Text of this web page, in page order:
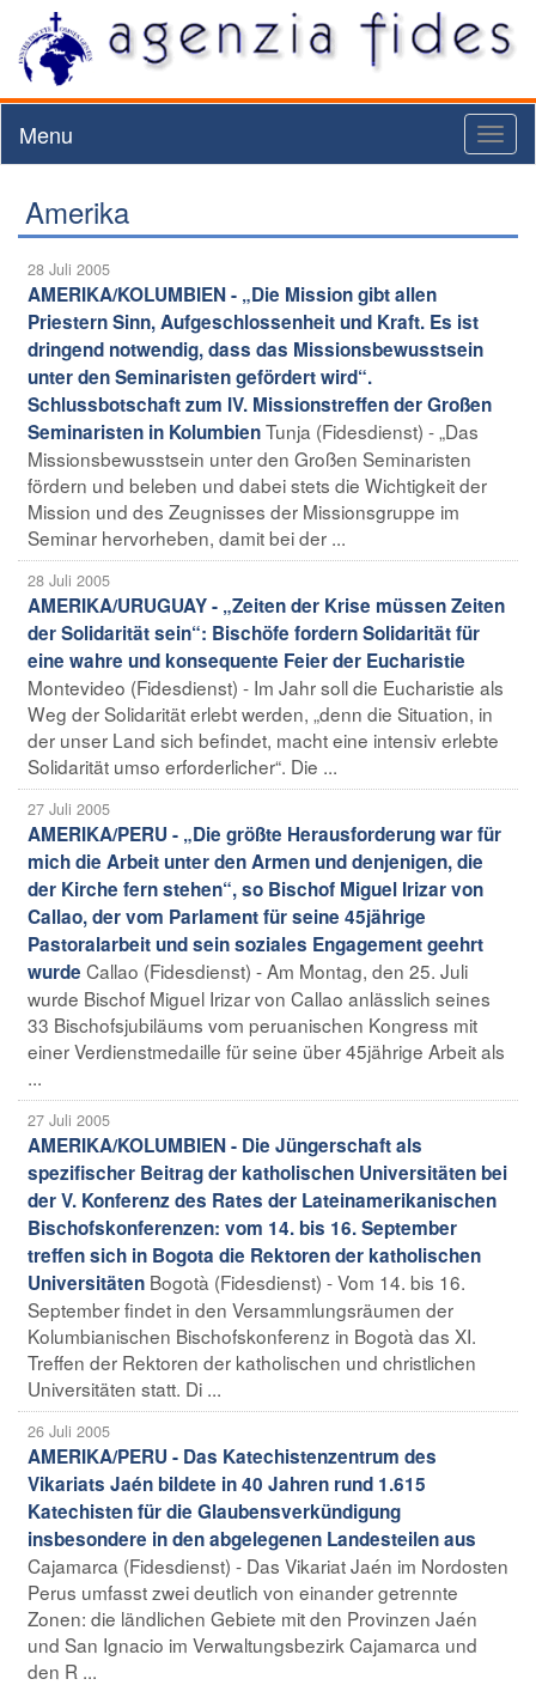
Menu
Amerika
28 Juli 2005
AMERIKA/KOLUMBIEN - „Die Mission gibt allen
Priestern Sinn, Aufgeschlossenheit und Kraft. Es ist
dringend notwendig, dass das Missionsbewusstsein
unter den Seminaristen gefördert wird“.
Schlussbotschaft zum IV. Missionstreffen der Großen
Seminaristen in KolumbienTunja (Fidesdienst) - „Das
Missionsbewusstsein unter den Großen Seminaristen
fördern und beleben und dabei stets die Wichtigkeit der
Mission und des Zeugnisses der Missionsgruppe im
Seminar hervorheben, damit bei der ...
28 Juli 2005
AMERIKA/URUGUAY - „Zeiten der Krise müssen Zeiten
der Solidarität sein“: Bischöfe fordern Solidarität für
eine wahre und konsequente Feier der Eucharistie
Montevideo (Fidesdienst) - Im Jahr soll die Eucharistie als
Weg der Solidarität erlebt werden, „denn die Situation, in
der unser Land sich befindet, macht eine intensiv erlebte
Solidarität umso erforderlicher“. Die ...
27 Juli 2005
AMERIKA/PERU - „Die größte Herausforderung war für
mich die Arbeit unter den Armen und denjenigen, die
der Kirche fern stehen“, so Bischof Miguel Irizar von
Callao, der vom Parlament für seine 45jährige
Pastoralarbeit und sein soziales Engagement geehrt
wurde Callao (Fidesdienst) - Am Montag, den 25. Juli
wurde Bischof Miguel Irizar von Callao anlässlich seines
33 Bischofsjubiläums vom peruanischen Kongress mit
einer Verdienstmedaille für seine über 45jährige Arbeit als
...
27 Juli 2005
AMERIKA/KOLUMBIEN - Die Jüngerschaft als
spezifischer Beitrag der katholischen Universitäten bei
der V. Konferenz des Rates der Lateinamerikanischen
Bischofskonferenzen: vom 14. bis 16. September
treffen sich in Bogota die Rektoren der katholischen
Universitäten Bogotà (Fidesdienst) - Vom 14. bis 16.
September findet in den Versammlungsräumen der
Kolumbianischen Bischofskonferenz in Bogotà das XI.
Treffen der Rektoren der katholischen und christlichen
Universitäten statt. Di ...
26 Juli 2005
AMERIKA/PERU - Das Katechistenzentrum des
Vikariats Jaén bildete in 40 Jahren rund 1.615
Katechisten für die Glaubensverkündigung
insbesondere in den abgelegenen Landesteilen aus
Cajamarca (Fidesdienst) - Das Vikariat Jaén im Nordosten
Perus umfasst zwei deutlich von einander getrennte
Zonen: die ländlichen Gebiete mit den Provinzen Jaén
und San Ignacio im Verwaltungsbezirk Cajamarca und
den R ...